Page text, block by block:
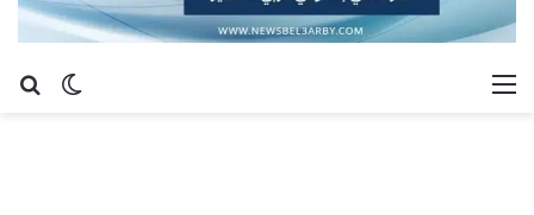
الوضع القائمة